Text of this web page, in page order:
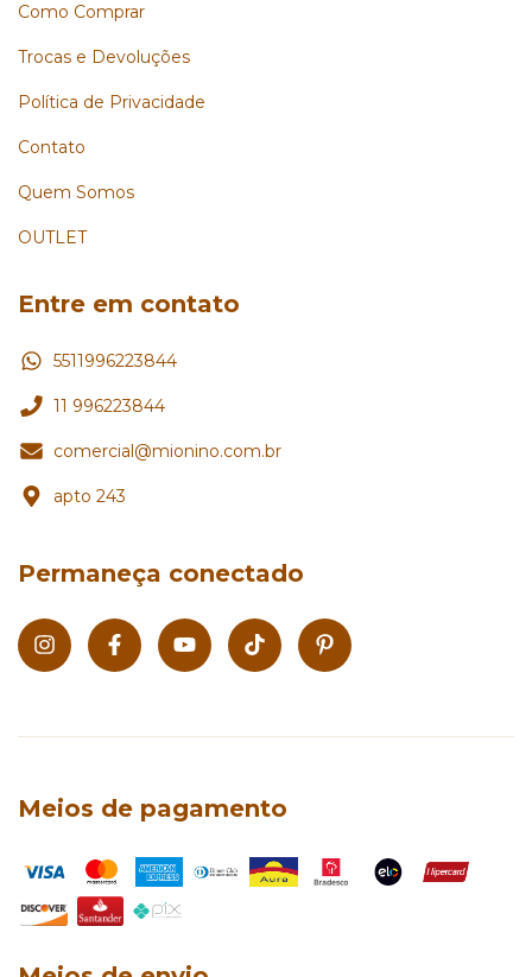
Como Comprar
Trocas e Devoluções
Política de Privacidade
Contato
Quem Somos
OUTLET
Entre em contato
5511996223844
11 996223844
comercial@mionino.com.br
apto 243
Permaneça conectado
Meios de pagamento